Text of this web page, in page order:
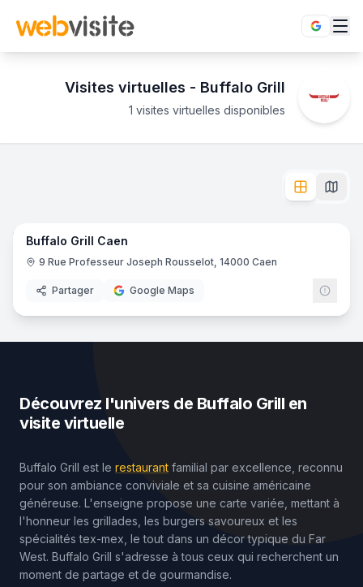
Visites virtuelles - Buffalo Grill
1 visites virtuelles disponibles
établissement en
Buffalo Grill Caen
9 Rue Professeur Joseph Rousselot, 14000 Caen
Partager Google Maps
Découvrez l'univers de Buffalo Grill en
visite virtuelle
Buffalo Grill est le restaurant familial par excellence, reconnu
pour son ambiance conviviale et sa cuisine américaine
généreuse. L'enseigne propose une carte variée, mettant à
l'honneur les grillades, les burgers savoureux et les
spécialités tex-mex, le tout dans un décor typique du Far
West. Buffalo Grill s'adresse à tous ceux qui recherchent un
moment de partage et de gourmandise.